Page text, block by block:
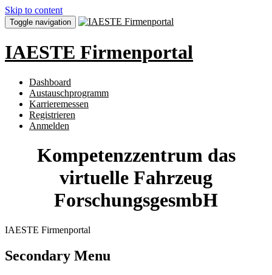
Skip to content
Toggle navigation
IAESTE Firmenportal
Dashboard
Austauschprogramm
Karrieremessen
Registrieren
Anmelden
Kompetenzzentrum das
virtuelle Fahrzeug
ForschungsgesmbH
IAESTE Firmenportal
Secondary Menu